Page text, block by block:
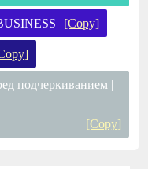
[Copy]
подчеркиванием |
[Copy]